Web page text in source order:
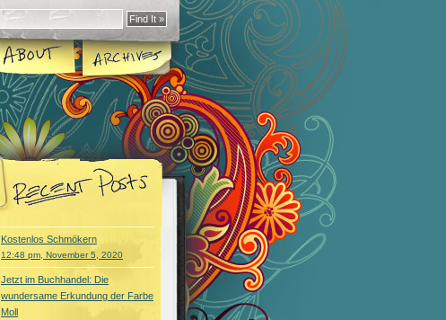
Kostenlos Schmökern
12:48 pm, November 5, 2020
Jetzt im Buchhandel: Die
wundersame Erkundung der Farbe
Moll